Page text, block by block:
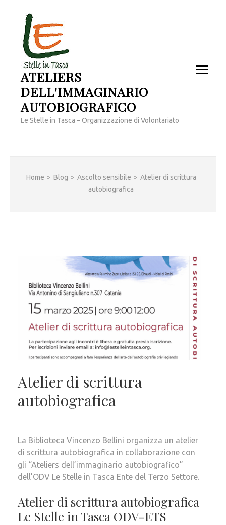
contenuto
(premi
invio)
ATELIERS
DELL'IMMAGINARIO
AUTOBIOGRAFICO
Le Stelle in Tasca – Organizzazione di Volontariato
Home > Blog > Ascolto sensibile > Atelier di scrittura
autobiografica
Atelier di scrittura
autobiografica
La Biblioteca Vincenzo Bellini organizza un atelier
di scrittura autobiografica in collaborazione con
gli “Ateliers dell’immaginario autobiografico”
dell’ODV Le Stelle in Tasca Ente del Terzo Settore.
Atelier di scrittura autobiografica
Le Stelle in Tasca ODV-ETS